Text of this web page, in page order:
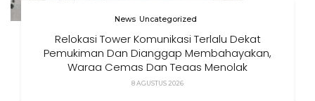
News Uncategorized
Relokasi Tower Komunikasi Terlalu Dekat
Pemukiman Dan Dianggap Membahayakan,
Warga Cemas Dan Tegas Menolak
8 AGUSTUS 2026